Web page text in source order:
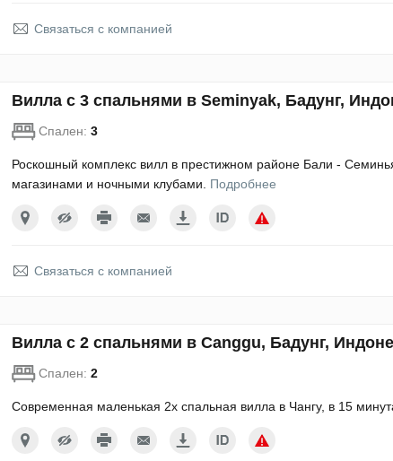
Связаться с компанией
Вилла с 3 спальнями в Seminyak, Бадунг,
Спален: 3
Роскошный комплекс вилл в престижном районе Бали -
магазинами и ночными клубами. Подробнее
Связаться с компанией
Вилла с 2 спальнями в Canggu, Бадунг,
Спален: 2
Современная маленькая 2х спальная вилла в Чангу, в 15